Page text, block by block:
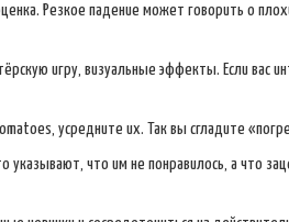
Резкое падение может говорить о
игру, визуальные эффекты. Если вас
усредните их. Так вы сгладите
указывают, что им не понравилось, а что